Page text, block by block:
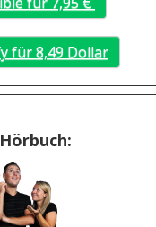
für 8,49 Dollar